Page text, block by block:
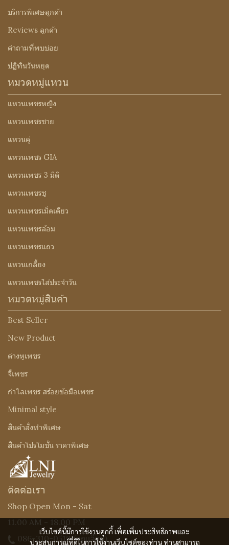
เว็บไซต์นี้มีการใช้งานคุกกี้ เพื่อเพิ่มประสิทธิภาพและ
ประสบการณ์ที่ดีในการใช้งานเว็บไซต์ของท่าน ท่านสามารถ
บริการพิเศษลูกค้า
Reviews ลูกค้า
คำถามที่พบบ่อย
ปฏิทินวันหยุด
หมวดหมู่แหวน
แหวนเพชรหญิง
แหวนเพชรชาย
แหวนคู่
แหวนเพชร GIA
แหวนเพชร 3 มิติ
แหวนเพชรชู
แหวนเพชรเม็ดเดียว
แหวนเพชรล้อม
แหวนเพชรแถว
แหวนเกลี้ยง
แหวนเพชรใส่ประจำวัน
หมวดหมู่สินค้า
Best Seller
New Product
ต่างหูเพชร
จี้เพชร
กำไลเพชร สร้อยข้อมือเพชร
Minimal style
สินค้าสั่งทำพิเศษ
สินค้าโปรโมชั่น ราคาพิเศษ
ติดต่อเรา
Shop Open Mon - Sat
11.00 AM - 18.00 PM
086-310-0519(คุณเจี๊ยบ)